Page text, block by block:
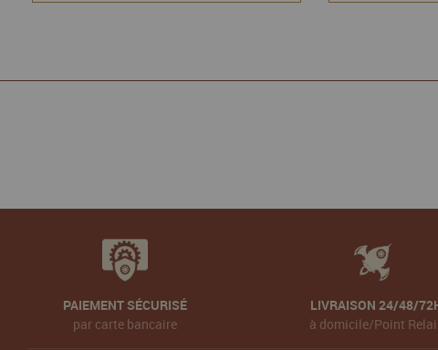
PAIEMENT SÉCURISÉ
par carte bancaire
LIVRAISON 24/48/
à domicile/Point